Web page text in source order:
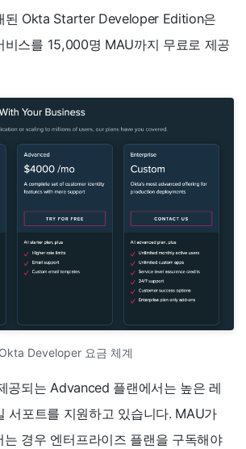
된 Okta Starter Developer Edition은
스를 15,000명 MAU까지 무료로 제공
Okta Developer 요금 체계
공되는 Advanced 플랜에서는 높은 레
서포트를 지원하고 있습니다. MAU가
경우 엔터프라이즈 플랜을 구독해야